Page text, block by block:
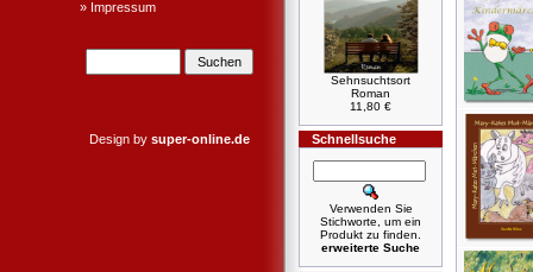
» Impressum
Design by super-online.de
Sehnsuchtsort
Roman
11,80 €
Schnellsuche
Verwenden Sie
Stichworte, um ein
Produkt zu finden.
erweiterte Suche